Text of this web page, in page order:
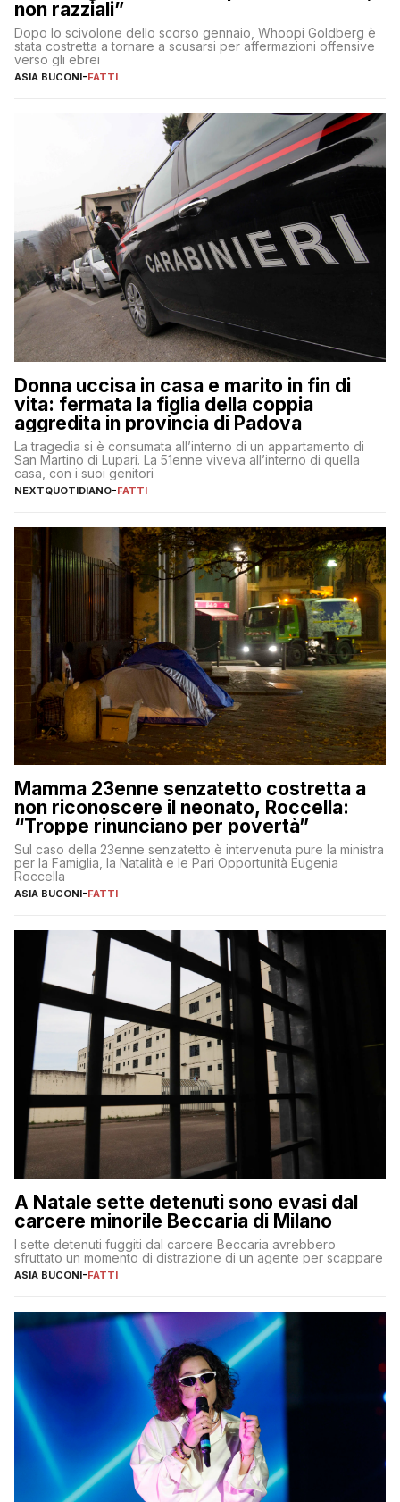
non razziali”
Dopo lo scivolone dello scorso gennaio, Whoopi Goldberg è
stata costretta a tornare a scusarsi per affermazioni offensive
verso gli ebrei
ASIA BUCONI-FATTI
Donna uccisa in casa e marito in fin di
vita: fermata la figlia della coppia
aggredita in provincia di Padova
La tragedia si è consumata all’interno di un appartamento di
San Martino di Lupari. La 51enne viveva all’interno di quella
casa, con i suoi genitori
NEXTQUOTIDIANO-FATTI
Mamma 23enne senzatetto costretta a
non riconoscere il neonato, Roccella:
“Troppe rinunciano per povertà”
Sul caso della 23enne senzatetto è intervenuta pure la ministra
per la Famiglia, la Natalità e le Pari Opportunità Eugenia
Roccella
ASIA BUCONI-FATTI
A Natale sette detenuti sono evasi dal
carcere minorile Beccaria di Milano
I sette detenuti fuggiti dal carcere Beccaria avrebbero
sfruttato un momento di distrazione di un agente per scappare
ASIA BUCONI-FATTI